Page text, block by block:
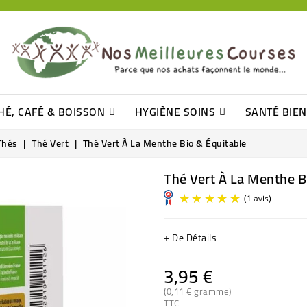
CAFÉ & BOISSON HYGIÈNE SOINS SANTÉ
Thé Vert Thé Vert À La Menthe Bio & Équitable
Thé Vert À La Menthe
+ De Détails
3,95 €
(0,11 € gramme)
TTC